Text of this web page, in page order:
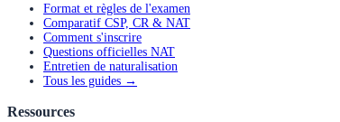
Format et règles de l'examen
Comparatif CSP, CR & NAT
Comment s'inscrire
Questions officielles NAT
Entretien de naturalisation
Tous les guides →
Ressources